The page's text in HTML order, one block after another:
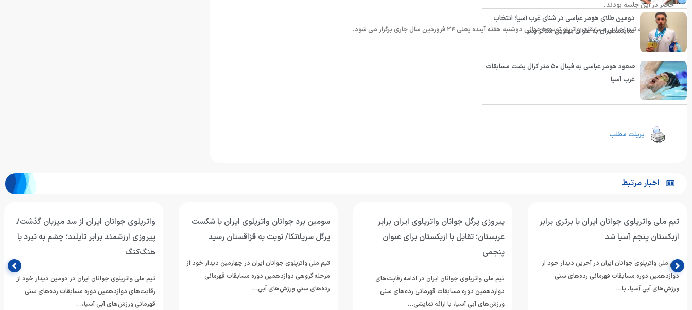
حاضر در این جلسه بودند.
دومین جلسه تیم اجرایی مسابقات واترپلو توسعه جهانی دوشنبه هفته آینده یعنی ۲۴ فروردین سال جاری برگزار می شود.
انتهای پیام
پرینت مطلب
دومین طلای هومر عباسی در شنای غرب آسیا؛ انتخاب
نماینده ایران به عنوان بهترین شناگر پسر
صعود هومر عباسی به فینال ۵۰ متر کرال پشت مسابقات
غرب آسیا
اخبار مرتبط
تیم ملی واترپلوی جوانان ایران با برتری برابر
ازبکستان پنجم آسیا شد
تیم ملی واترپلوی جوانان ایران در آخرین دیدار خود از
دوازدهمین دوره مسابقات قهرمانی رده‌های سنی
ورزش‌های آبی آسیا، با…
پیروزی پرگل جوانان واترپلوی ایران برابر
عربستان؛ تقابل با ازبکستان برای عنوان
پنجمی
تیم ملی واترپلوی جوانان ایران در ادامه رقابت‌های
دوازدهمین دوره مسابقات قهرمانی رده‌های سنی
ورزش‌های آبی آسیا، با ارائه نمایشی…
سومین برد جوانان واترپلوی ایران با شکست
پرگل سریلانکا/ نوبت به قزاقستان رسید
تیم ملی واترپلوی جوانان ایران در چهارمین دیدار خود از
مرحله گروهی دوازدهمین دوره مسابقات قهرمانی
رده‌های سنی ورزش‌های آبی…
واترپلوی جوانان ایران از سد میزبان گذشت/
پیروزی ارزشمند برابر تایلند؛ چشم به نبرد با
هنگ‌کنگ
تیم ملی واترپلوی جوانان ایران در دومین دیدار خود از
رقابت‌های دوازدهمین دوره مسابقات رده‌های سنی
قهرمانی ورزش‌های آبی آسیا،…